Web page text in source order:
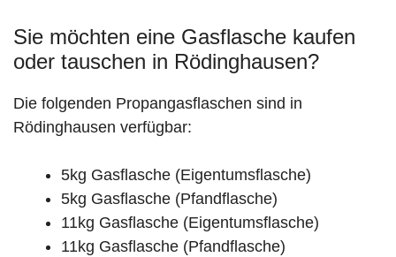
Sie möchten eine Gasflasche kaufen
oder tauschen in Rödinghausen?
Die folgenden Propangasflaschen sind in
Rödinghausen verfügbar:
5kg Gasflasche (Eigentumsflasche)
5kg Gasflasche (Pfandflasche)
11kg Gasflasche (Eigentumsflasche)
11kg Gasflasche (Pfandflasche)